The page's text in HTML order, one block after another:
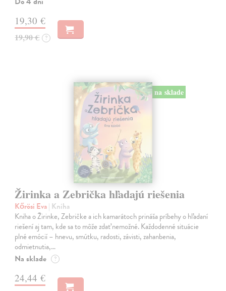
19,30 €
19,90 € ?
na sklade
Žirinka a Zebrička hľadajú riešenia
Kőrösi Eva| Kniha
Kniha o Žirinke, Zebričke a ich kamarátoch prináša príbehy o hľadaní
riešení aj tam, kde sa to môže zdať nemožné. Každodenné situácie
plné emócií – hnevu, smútku, radosti, závisti, zahanbenia,
odmietnutia,…
Na sklade ?
24,44 €